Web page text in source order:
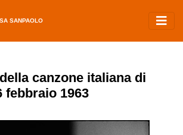
SANPAOLO
canzone italiana di
febbraio 1963